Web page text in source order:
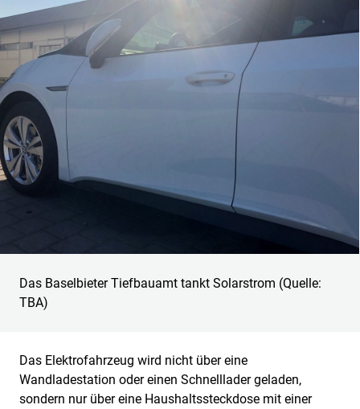
Das Baselbieter Tiefbauamt tankt Solarstrom (Quelle:
TBA)
Das Elektrofahrzeug wird nicht über eine
Wandladestation oder einen Schnelllader geladen,
sondern nur über eine Haushaltssteckdose mit einer